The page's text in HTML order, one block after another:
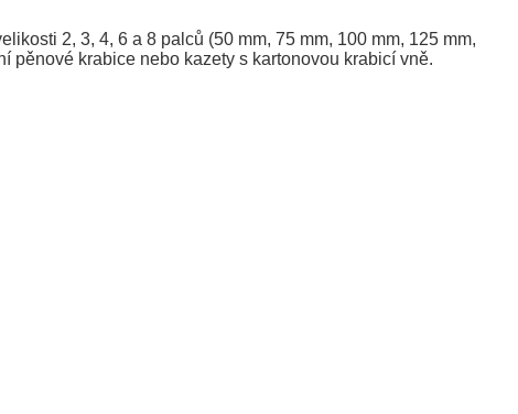
2, 3, 4, 6 a 8 palců (50 mm, 75 mm, 100 mm, 125 mm,
pěnové krabice nebo kazety s kartonovou krabicí vně.